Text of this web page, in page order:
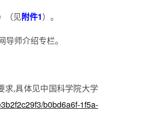
（见附件1）。
师介绍专栏。
求,具体见中国科学院大学
b0bd6a6f-1f5a-